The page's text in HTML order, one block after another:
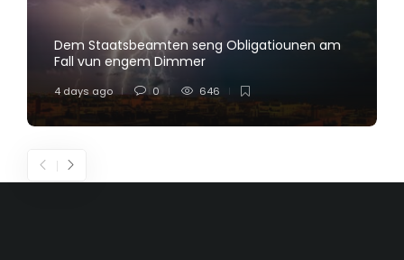
Dem Staatsbeamten seng Obligatiounen am
Fall vun engem Dimmer
4 days ago 0 646